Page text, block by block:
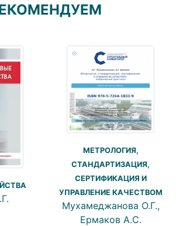
МЕТРОЛОГИЯ,
СТАНДАРТИЗАЦИЯ,
СЕРТИФИКАЦИЯ И
УПРАВЛЕНИЕ КАЧЕСТВОМ
Мухамеджанова О.Г.,
Ермаков А.С.